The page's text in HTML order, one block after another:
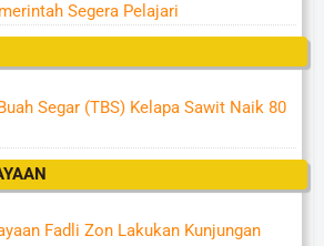
Segera Pelajari
Segar (TBS) Kelapa Sawit Naik 80
Fadli Zon Lakukan Kunjungan